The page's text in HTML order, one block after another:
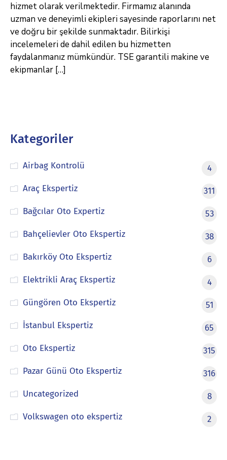
hizmet olarak verilmektedir. Firmamız alanında
uzman ve deneyimli ekipleri sayesinde raporlarını net
ve doğru bir şekilde sunmaktadır. Bilirkişi
incelemeleri de dahil edilen bu hizmetten
faydalanmanız mümkündür. TSE garantili makine ve
ekipmanlar […]
Kategoriler
Airbag Kontrolü
4
Araç Ekspertiz
311
Bağcılar Oto Expertiz
53
Bahçelievler Oto Ekspertiz
38
Bakırköy Oto Ekspertiz
6
Elektrikli Araç Ekspertiz
4
Güngören Oto Ekspertiz
51
İstanbul Ekspertiz
65
Oto Ekspertiz
315
Pazar Günü Oto Ekspertiz
316
Uncategorized
8
Volkswagen oto ekspertiz
2